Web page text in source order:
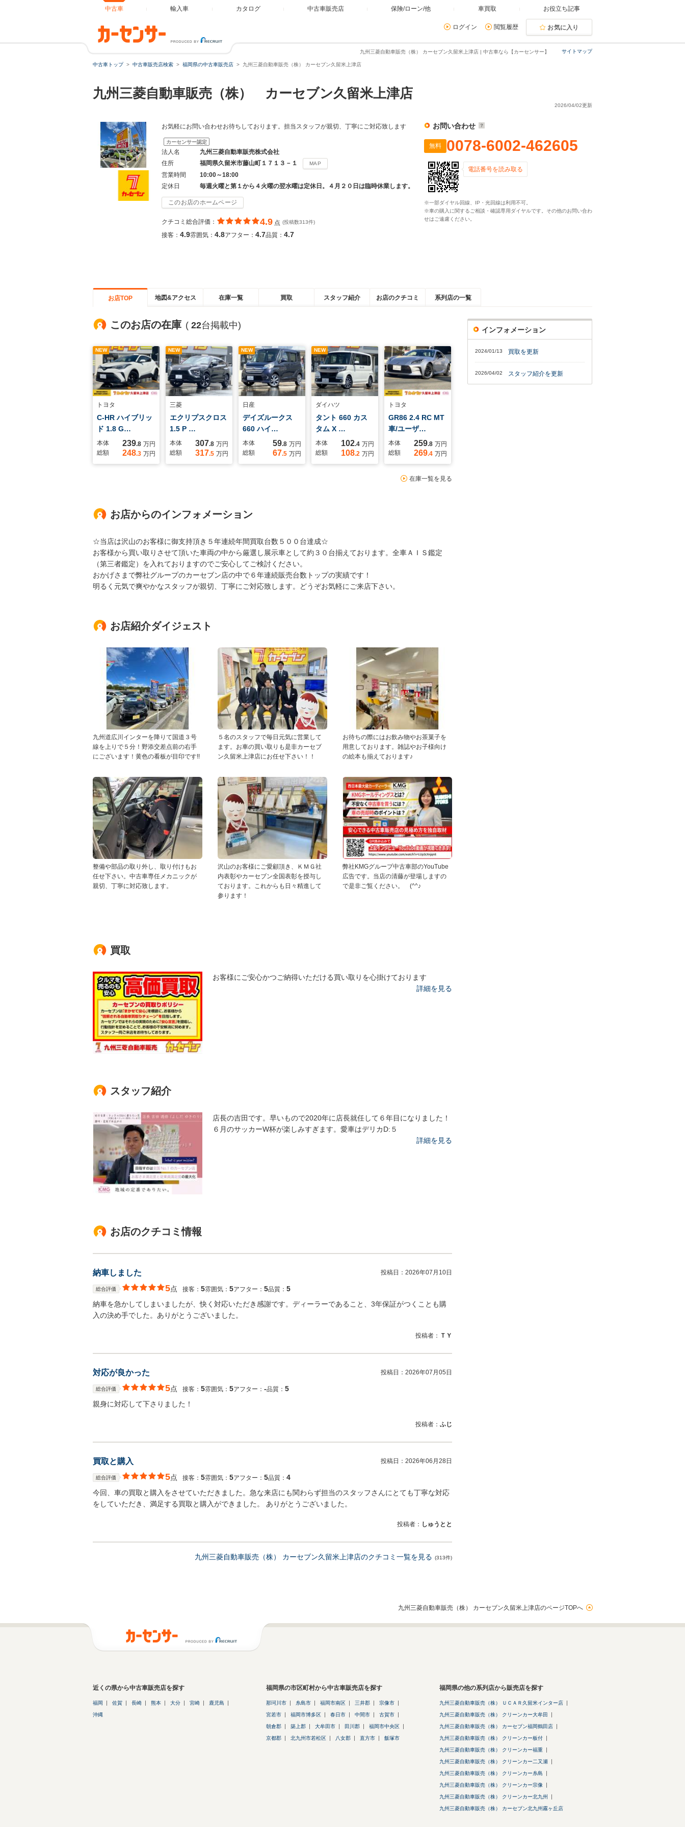
中古車 輸入車 カタログ 中古車販売店 保険/ローン/他 車買取 お役立ち記事
ログイン 閲覧履歴 お気に入り
サイトマップ
九州三菱自動車販売（株） カーセブン久留米上津店 | 中古車なら【カーセンサー】
中古車トップ 中古車販売店検索 福岡県の中古車販売店 九州三菱自動車販売（株） カーセブン久留米上津店
九州三菱自動車販売（株） カーセブン久留米上津店
2026/04/02更新
お気軽にお問い合わせお待ちしております。担当スタッフが親切、丁寧にご対応致します
カーセンサー認定
法人名
九州三菱自動車販売株式会社
住所
福岡県久留米市藤山町１７１３－１ MAP
営業時間
10:00～18:00
定休日
毎週火曜と第１から４火曜の翌水曜は定休日。４月２０日は臨時休業します。
このお店のホームページ
クチコミ総合評価： 4.9 点 (投稿数313件)
接客： 4.9雰囲気： 4.8アフター： 4.7品質： 4.7
お問い合わせ
無料 0078-6002-462605
電話番号を読み取る
※一部ダイヤル回線、IP・光回線は利用不可。
※車の購入に関するご相談・確認専用ダイヤルです。その他のお問い合わ
せはご遠慮ください。
お店TOP 地図&アクセス 在庫一覧 買取 スタッフ紹介 お店のクチコミ 系列店の一覧
このお店の在庫 ( 22台掲載中)
NEW
トヨタ
C-HR ハイブリッ
ド 1.8 G…
本体 239.8 万円
総額
248.3 万円
NEW
三菱
エクリプスクロス
1.5 P …
本体 307.8 万円
総額
317.5 万円
NEW
日産
デイズルークス
660 ハイ…
本体 59.8 万円
総額
67.5 万円
NEW
ダイハツ
タント 660 カス
タム X …
本体 102.4 万円
総額
108.2 万円
トヨタ
GR86 2.4 RC MT
車/ユーザ…
本体 259.8 万円
総額
269.4 万円
在庫一覧を見る
お店からのインフォメーション
☆当店は沢山のお客様に御支持頂き５年連続年間買取台数５００台達成☆
お客様から買い取りさせて頂いた車両の中から厳選し展示車として約３０台揃えております。全車ＡＩＳ鑑定
（第三者鑑定）を入れておりますのでご安心してご検討ください。
おかげさまで弊社グループのカーセブン店の中で６年連続販売台数トップの実績です！
明るく元気で爽やかなスタッフが親切、丁寧にご対応致します。どうぞお気軽にご来店下さい。
お店紹介ダイジェスト
九州道広川インターを降りて国道３号
線を上りで５分！野添交差点前の右手
にございます！黄色の看板が目印です!!
５名のスタッフで毎日元気に営業して
ます。お車の買い取りも是非カーセブ
ン久留米上津店にお任せ下さい！！
お待ちの際にはお飲み物やお茶菓子を
用意しております。雑誌やお子様向け
の絵本も揃えております♪
整備や部品の取り外し、取り付けもお
任せ下さい。中古車専任メカニックが
親切、丁寧に対応致します。
沢山のお客様にご愛顧頂き、ＫＭＧ社
内表彰やカーセブン全国表彰を授与し
ております。これからも日々精進して
参ります！
弊社KMGグループ中古車部のYouTube
広告です。当店の清藤が登場しますの
で是非ご覧ください。 (^^♪
買取
お客様にご安心かつご納得いただける買い取りを心掛けております
詳細を見る
スタッフ紹介
店長の吉田です。早いもので2020年に店長就任して６年目になりました！
６月のサッカーW杯が楽しみすぎます。愛車はデリカD:５
詳細を見る
お店のクチコミ情報
納車しました 投稿日： 2026年07月10日
総合評価 5点 接客： 5雰囲気： 5アフター： 5品質： 5
納車を急かしてしまいましたが、快く対応いただき感謝です。ディーラーであること、3年保証がつくことも購
入の決め手でした。ありがとうございました。
投稿者： ＴＹ
対応が良かった 投稿日： 2026年07月05日
総合評価 5点 接客： 5雰囲気： 5アフター： ‐品質： 5
親身に対応して下さりました！
投稿者： ふじ
買取と購入 投稿日： 2026年06月28日
総合評価 5点 接客： 5雰囲気： 5アフター： 5品質： 4
今回、車の買取と購入をさせていただきました。急な来店にも関わらず担当のスタッフさんにとても丁寧な対応
をしていただき、満足する買取と購入ができました。 ありがとうございました。
投稿者： しゅうとと
九州三菱自動車販売（株） カーセブン久留米上津店のクチコミ一覧を見る (313件)
インフォメーション
2024/01/13 買取を更新
2026/04/02 スタッフ紹介を更新
九州三菱自動車販売（株） カーセブン久留米上津店のページTOPへ
近くの県から中古車販売店を探す
福岡 佐賀 長崎 熊本 大分 宮崎 鹿児島
沖縄
福岡県の市区町村から中古車販売店を探す
那珂川市 糸島市 福岡市南区 三井郡 宗像市
宮若市 福岡市博多区 春日市 中間市 古賀市
朝倉郡 築上郡 大牟田市 田川郡 福岡市中央区
京都郡 北九州市若松区 八女郡 直方市 飯塚市
福岡県の他の系列店から販売店を探す
九州三菱自動車販売（株） ＵＣＡＲ久留米インター店
九州三菱自動車販売（株） クリーンカー大牟田
九州三菱自動車販売（株） カーセブン福岡鶴田店
九州三菱自動車販売（株） クリーンカー板付
九州三菱自動車販売（株） クリーンカー福重
九州三菱自動車販売（株） クリーンカー二又瀬
九州三菱自動車販売（株） クリーンカー糸島
九州三菱自動車販売（株） クリーンカー宗像
九州三菱自動車販売（株） クリーンカー北九州
九州三菱自動車販売（株） カーセブン北九州霧ヶ丘店